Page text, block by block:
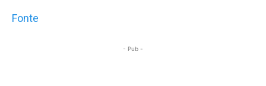
Fonte
- Pub -